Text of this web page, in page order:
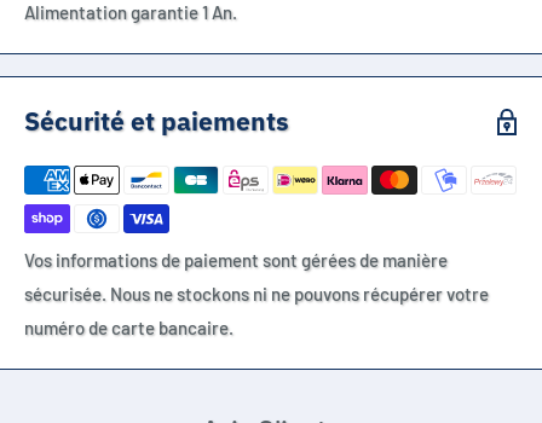
Alimentation garantie 1 An.
Sécurité et paiements
Vos informations de paiement sont gérées de manière
sécurisée. Nous ne stockons ni ne pouvons récupérer votre
numéro de carte bancaire.